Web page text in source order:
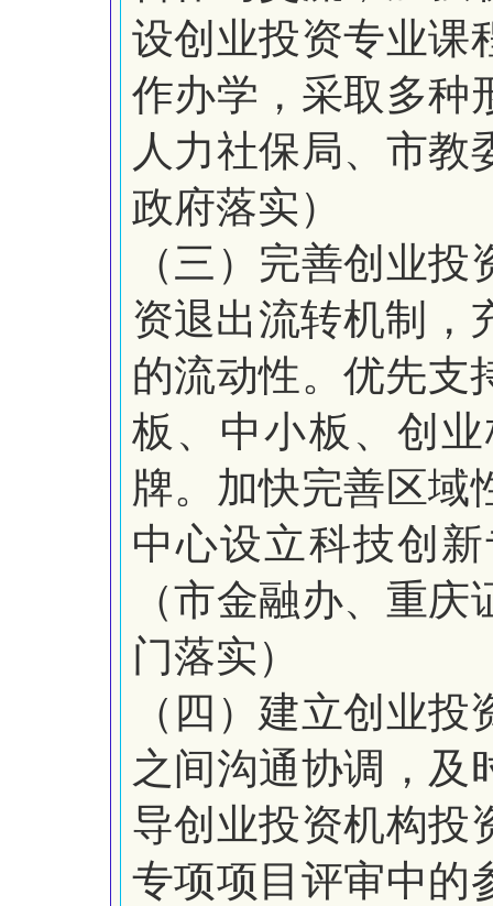
设创业投资专业课
作办学，采取多种
人力社保局、市教
政府落实）
（三）完善创业
资退出流转机制，
的流动性。 优先支
板、中小板、创
牌。加快完善区域
中心设立科技创
（市金融办、重
门落实）
（四）建立创业
之间沟通协调，及
导创业投资机构投
专项项目评审中的